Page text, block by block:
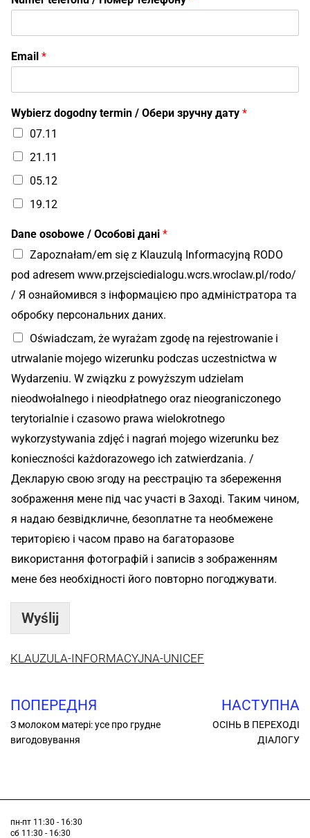
Email *
Wybierz dogodny termin / Обери зручну дату *
07.11
21.11
05.12
19.12
Dane osobowe / Особові дані *
Zapoznałam/em się z Klauzulą Informacyjną RODO
pod adresem www.przejsciedialogu.wcrs.wroclaw.pl/rodo/
/ Я ознайомився з інформацією про адміністратора та
обробку персональних даних.
Oświadczam, że wyrażam zgodę na rejestrowanie i
utrwalanie mojego wizerunku podczas uczestnictwa w
Wydarzeniu. W związku z powyższym udzielam
nieodwołalnego i nieodpłatnego oraz nieograniczonego
terytorialnie i czasowo prawa wielokrotnego
wykorzystywania zdjęć i nagrań mojego wizerunku bez
konieczności każdorazowego ich zatwierdzania. /
Декларую свою згоду на реєстрацію та збереження
зображення мене під час участі в Заході. Таким чином,
я надаю безвідкличне, безоплатне та необмежене
територією і часом право на багаторазове
використання фотографій і записів з зображенням
мене без необхідності його повторно погоджувати.
Wyślij
KLAUZULA-INFORMACYJNA-UNICEF
ПОПЕРЕДНЯ
З молоком матері: усе про грудне
вигодовування
НАСТУПНА
ОСІНЬ В ПЕРЕХОДІ
ДІАЛОГУ
пн-пт 11:30 - 16:30
сб 11:30 - 16:30